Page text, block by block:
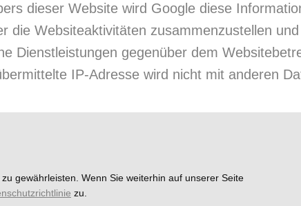
dieser Website wird Google diese
die Websiteaktivitäten zusammenzustellen
Dienstleistungen gegenüber dem
IP-Adresse wird nicht mit anderen
werden gewisse Funktionen und Seiten
gewährleisten. Wenn Sie weiterhin auf unserer Seite
zu.